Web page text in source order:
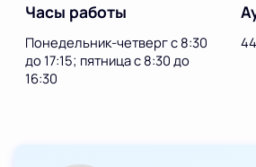
Часы работы
Понедельник-четверг с 8:30
до 17:15; пятница с 8:30 до
16:30